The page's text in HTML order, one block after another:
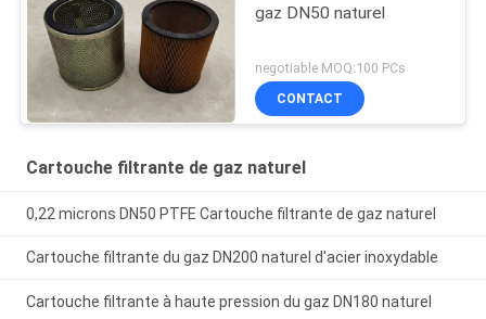
gaz DN50 naturel
negotiable MOQ:100 PCs
CONTACT
Cartouche filtrante de gaz naturel
0,22 microns DN50 PTFE Cartouche filtrante de gaz naturel
Cartouche filtrante du gaz DN200 naturel d'acier inoxydable
Cartouche filtrante à haute pression du gaz DN180 naturel